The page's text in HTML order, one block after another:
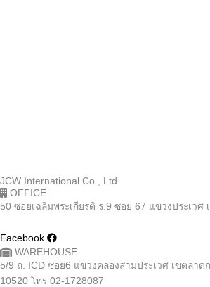
JCW International Co., Ltd
OFFICE
50 ซอยเฉลิมพระเกียรติ ร.9 ซอย 67 แขวงประเวศ
Facebook
WAREHOUSE
5/9 ถ. ICD ซอย6 แขวงคลองสามประเวศ เขตลาด
10520 โทร 02-1728087